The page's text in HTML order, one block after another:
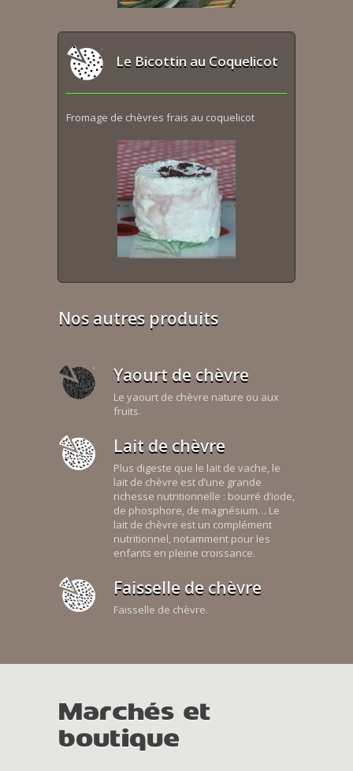
Le Bicottin au Coquelicot
Fromage de chèvres frais au coquelicot
Nos autres produits
Yaourt de chèvre
Le yaourt de chèvre nature ou aux
fruits.
Lait de chèvre
Plus digeste que le lait de vache, le
lait de chèvre est d’une grande
richesse nutritionnelle : bourré d’iode,
de phosphore, de magnésium… Le
lait de chèvre est un complément
nutritionnel, notamment pour les
enfants en pleine croissance.
Faisselle de chèvre
Faisselle de chèvre.
Marchés et
boutique